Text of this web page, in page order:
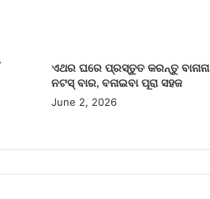
ଏଥର ଘରେ ପ୍ରସ୍ତୁତ କରନ୍ତୁ ବାନାନା
ନଟସ୍ ବାର, ବନାଇବା ପୂରା ସହଜ
June 2, 2026